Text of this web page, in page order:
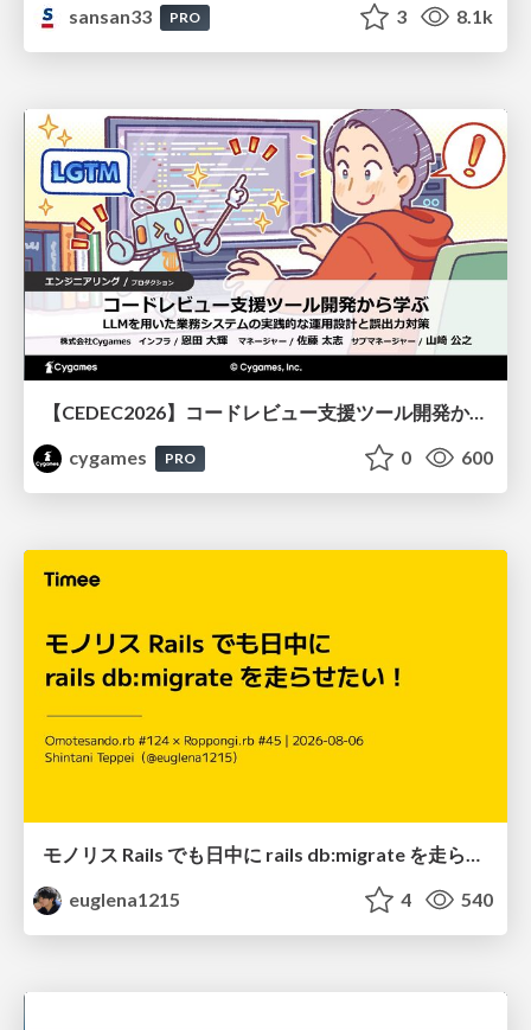
sansan33
PRO 3 8.1k
【CEDEC2026】コードレビュー支援ツール開発から学ぶ：LLMを用いた業務システムの実践的な運用設計と誤出力対策
cygames
PRO 0 600
euglena1215
4 540